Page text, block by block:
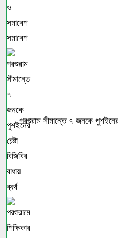
সমাবেশ
পরশুরাম সীমান্তে ৭ জনকে পুশইনের